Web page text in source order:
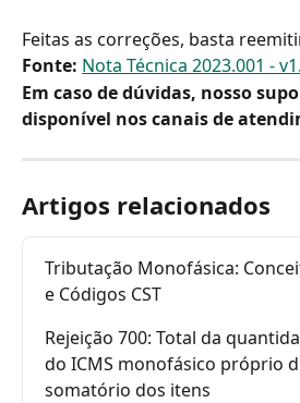
Feitas as correções, basta
Fonte: Nota Técnica 2023.001 -
Em caso de dúvidas, nosso
disponível nos canais de
Artigos relacionados
Tributação Monofásica:
e Códigos CST
Rejeição 700: Total da
do ICMS monofásico próprio
somatório dos itens